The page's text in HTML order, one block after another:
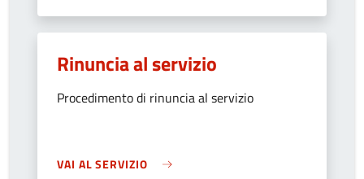
Rinuncia al servizio
Procedimento di rinuncia al servizio
VAI AL SERVIZIO